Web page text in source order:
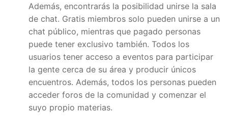
Además, encontrarás la posibilidad unirse la sala
de chat. Gratis miembros solo pueden unirse a un
chat público, mientras que pagado personas
puede tener exclusivo también. Todos los
usuarios tener acceso a eventos para participar
la gente cerca de su área y producir únicos
encuentros. Además, todos los personas pueden
acceder foros de la comunidad y comenzar el
suyo propio materias.